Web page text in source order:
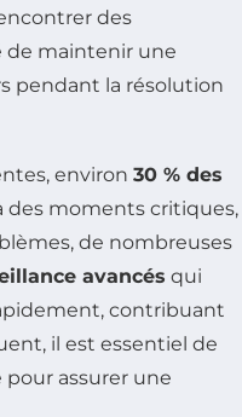
des
de maintenir une
pendant la résolution
environ 30 % des
des moments critiques,
de nombreuses
avancés qui
contribuant
il est essentiel de
assurer une